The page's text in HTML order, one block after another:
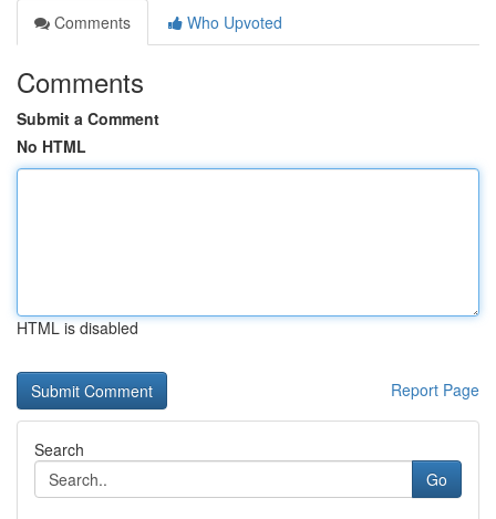
Comments
Who Upvoted
Comments
Submit a Comment
No HTML
HTML is disabled
Report Page
Search
Go